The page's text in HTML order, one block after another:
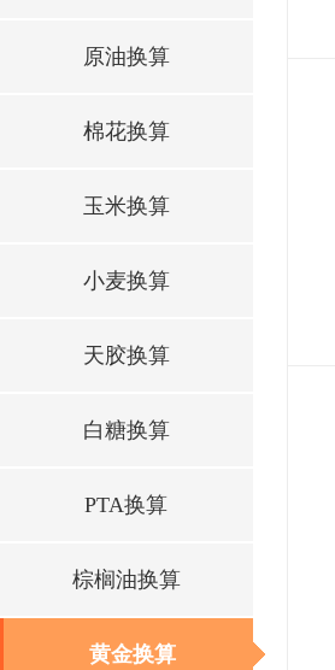
原油换算
棉花换算
玉米换算
小麦换算
天胶换算
白糖换算
PTA换算
棕榈油换算
黄金换算